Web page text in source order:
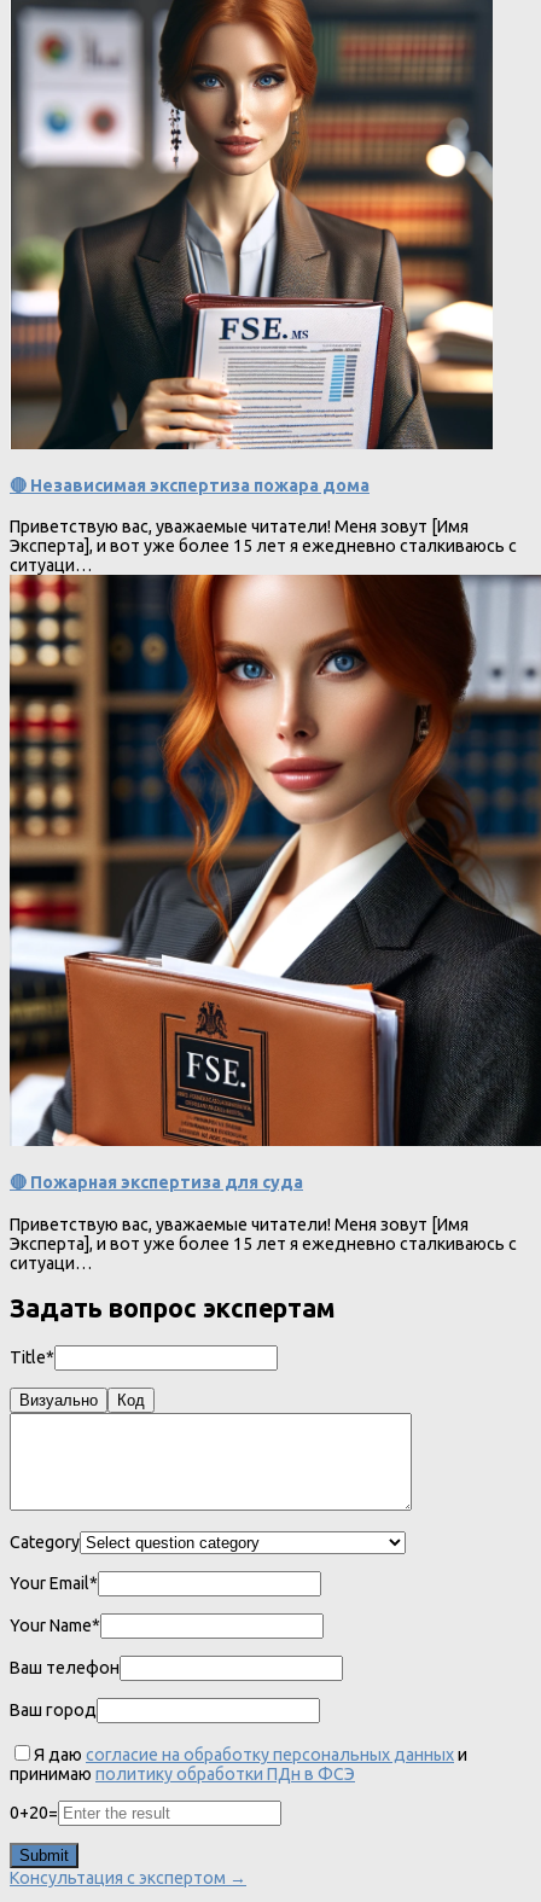
🔴 Независимая экспертиза пожара дома
Приветствую вас, уважаемые читатели! Меня зовут [Имя
Эксперта], и вот уже более 15 лет я ежедневно сталкиваюсь с
ситуаци…
🔴 Пожарная экспертиза для суда
Приветствую вас, уважаемые читатели! Меня зовут [Имя
Эксперта], и вот уже более 15 лет я ежедневно сталкиваюсь с
ситуаци…
Задать вопрос экспертам
Title*
Визуально Код
Category
Your Email*
Your Name*
Ваш телефон
Ваш город
Я даю согласие на обработку персональных данныхи
принимаю политику обработки ПДн в ФСЭ
0+20=
Консультация с экспертом →